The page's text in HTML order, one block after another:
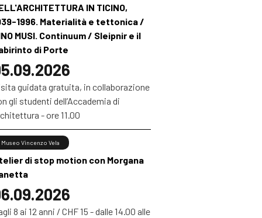
IN TICINO,
1996. Materialità e tettonica /
MUSI. Continuum / Sleipnir e il
di Porte
guidata gratuita, in collaborazione
gli studenti dell’Accademia di
- ore 11.00
di stop motion con Morgana
Museo Vincenzo Vela
8 ai 12 anni / CHF 15 - dalle 14.00 alle